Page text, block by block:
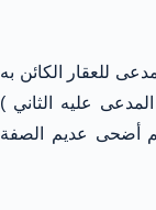
المؤرخ .. / .. / 2021 شراء المدعى للعقار الكائن به
عليه الثاني )
أضحى عديم الصفة